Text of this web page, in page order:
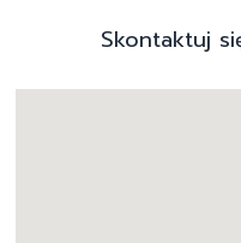
Skontaktuj